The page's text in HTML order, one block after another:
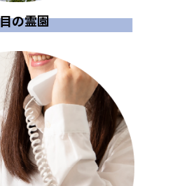
の霊園